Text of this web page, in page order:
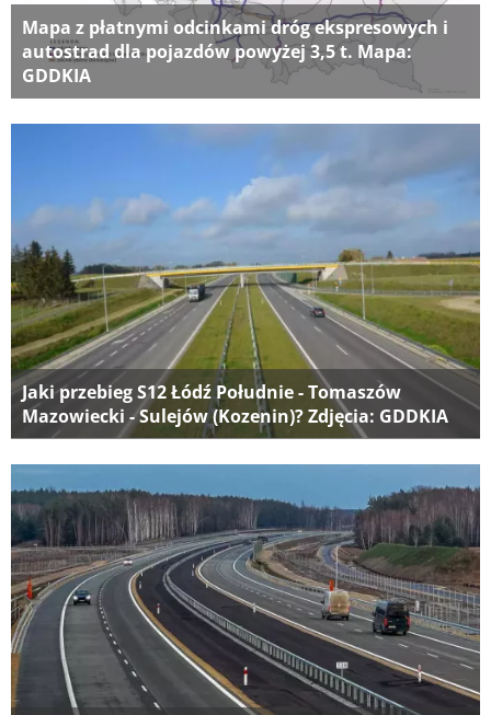
Mapa z płatnymi odcinkami dróg ekspresowych i
autostrad dla pojazdów powyżej 3,5 t. Mapa:
GDDKIA
Jaki przebieg S12 Łódź Południe - Tomaszów
Mazowiecki - Sulejów (Kozenin)? Zdjęcia: GDDKIA